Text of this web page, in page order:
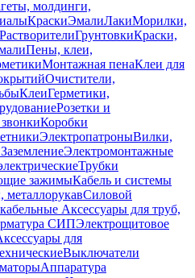
молдинги,
КраскиЭмалиЛакиМорилки,
РастворителиГрунтовкиКраски,
Пены, клеи,
Монтажная пенаКлеи для
Очистители,
КлеиГерметики,
Розетки и
Коробки
ЭлектропатроныВилки,
ЗаземлениеЭлектромонтажные
Трубки
зажимыКабель и системы
металлорукавСиловой
Аксессуары для труб,
СИПЭлектрощитовое
для
Выключатели
Аппаратура